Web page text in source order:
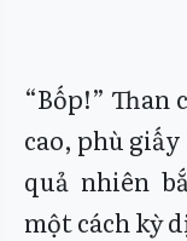
“Bốp!” Than
cao, phù
quả nhiên
một cách kỳ